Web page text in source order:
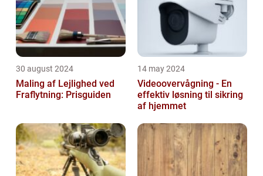
30 august 2024
Maling af Lejlighed ved
Fraflytning: Prisguiden
14 may 2024
Videoovervågning - En
effektiv løsning til sikring
af hjemmet